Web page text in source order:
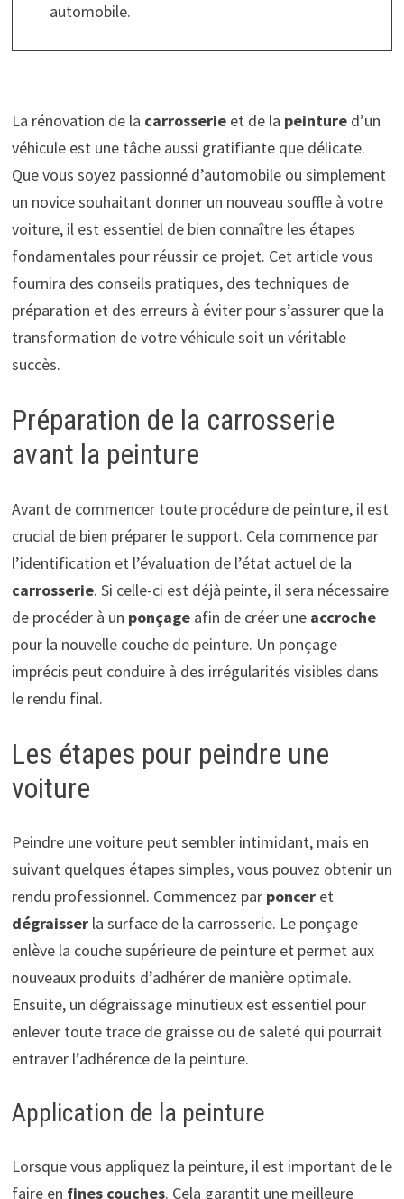
automobile.
La rénovation de la carrosserieet de la peintured’un
véhicule est une tâche aussi gratifiante que délicate.
Que vous soyez passionné d’automobile ou simplement
un novice souhaitant donner un nouveau souffle à votre
voiture, il est essentiel de bien connaître les étapes
fondamentales pour réussir ce projet. Cet article vous
fournira des conseils pratiques, des techniques de
préparation et des erreurs à éviter pour s’assurer que la
transformation de votre véhicule soit un véritable
succès.
Préparation de la carrosserie
avant la peinture
Avant de commencer toute procédure de peinture, il est
crucial de bien préparer le support. Cela commence par
l’identification et l’évaluation de l’état actuel de la
carrosserie. Si celle-ci est déjà peinte, il sera nécessaire
de procéder à un ponçageafin de créer une accroche
pour la nouvelle couche de peinture. Un ponçage
imprécis peut conduire à des irrégularités visibles dans
le rendu final.
Les étapes pour peindre une
voiture
Peindre une voiture peut sembler intimidant, mais en
suivant quelques étapes simples, vous pouvez obtenir un
rendu professionnel. Commencez par ponceret
dégraisserla surface de la carrosserie. Le ponçage
enlève la couche supérieure de peinture et permet aux
nouveaux produits d’adhérer de manière optimale.
Ensuite, un dégraissage minutieux est essentiel pour
enlever toute trace de graisse ou de saleté qui pourrait
entraver l’adhérence de la peinture.
Application de la peinture
Lorsque vous appliquez la peinture, il est important de le
faire en fines couches. Cela garantit une meilleure